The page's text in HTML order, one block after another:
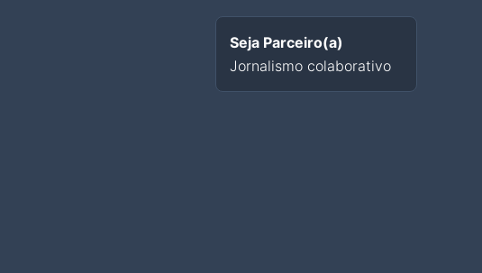
Seja Parceiro(a)
Jornalismo colaborativo